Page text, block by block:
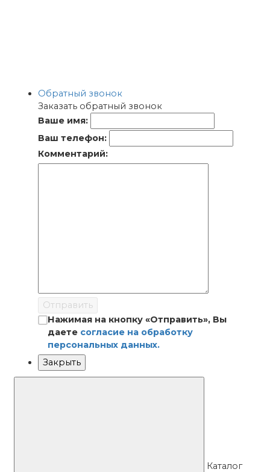
Обратный звонок
Заказать обратный звонок
Ваше имя:
Ваш телефон:
Комментарий:
Отправить
Нажимая на кнопку «Отправить», Вы
даете согласие на обработку
персональных данных.
Закрыть
Каталог